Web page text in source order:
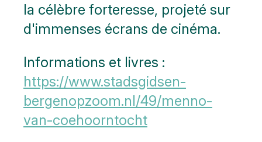
la célèbre forteresse, projeté sur
d'immenses écrans de cinéma.
Informations et livres :
https://www.stadsgidsen-
bergenopzoom.nl/49/menno-
van-coehoorntocht